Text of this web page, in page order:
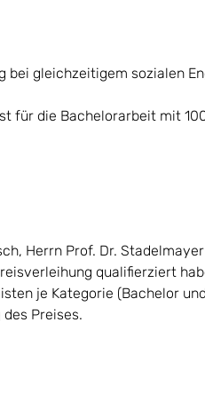
gleichzeitigem sozialen
für die Bachelorarbeit mit
Herrn Prof. Dr.
qualifierziert
je Kategorie (Bachelor
Preises.